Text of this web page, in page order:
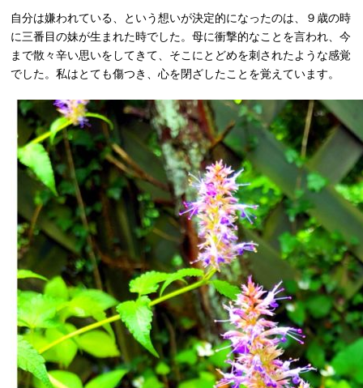
自分は嫌われている、という想いが決定的になったのは、９歳の時
に三番目の妹が生まれた時でした。母に衝撃的なことを言われ、今
まで散々辛い思いをしてきて、そこにとどめを刺されたような感覚
でした。私はとても傷つき、心を閉ざしたことを覚えています。